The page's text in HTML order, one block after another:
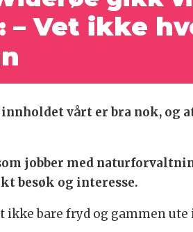
– Vet ikke
vårt er bra nok,
jobber med
besøk og interesse.
ikke bare fryd og gammen